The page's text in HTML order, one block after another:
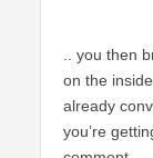
.. you then
on the
already
you’re